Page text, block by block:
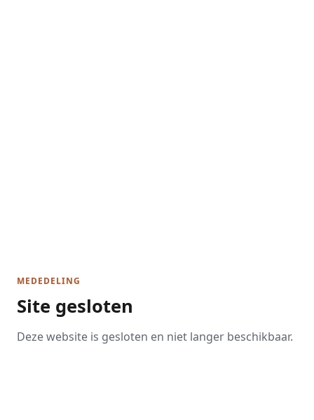
MEDEDELING
Site gesloten
Deze website is gesloten en niet langer beschikbaar.